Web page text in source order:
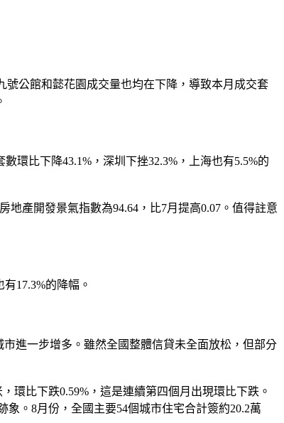
公館和懿花園成交量也均在下降，導致本月成交套
比下降43.1%，深圳下挫32.3%，上海也有5.5%的
產開發景氣指數為94.64，比7月提高0.07。值得註意
17.3%的降幅。
進一步增多。雖然全國整體信貸未全面放松，但部分
比下跌0.59%，這是連續第四個月出現環比下跌。
。8月份，全國主要54個城市住宅合計簽約20.2萬